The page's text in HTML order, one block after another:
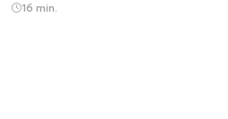
16 min.